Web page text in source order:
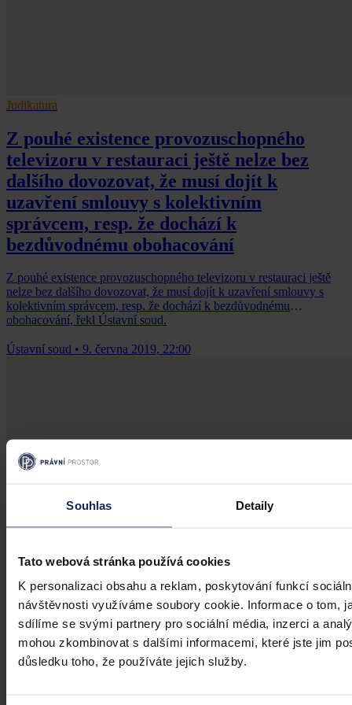
Souhlas Detaily
Tato webová stránka používá cookies
K personalizaci obsahu a reklam, poskytování funkcí
návštěvnosti využíváme soubory cookie. Informace o tom,
sdílíme se svými partnery pro sociální média, inzerci a
mohou zkombinovat s dalšími informacemi, které jste jim
důsledku toho, že používáte jejich služby.
Judikatura
Z pouhé existence provozuschopného
televizoru v restauraci ještě nelze bez
dalšího dovozovat, že musí dojít k
uzavření smlouvy s kolektivním
správcem, resp. že dochází k
bezdůvodnému obohacování
Z pouhé existence provozuschopného televizoru v restauraci ještě
nelze bez dalšího dovozovat, že musí dojít k uzavření smlouvy s
kolektivním správcem, resp. že dochází k bezdůvodnému
obohacování, řekl Ústavní soud.
Ústavní soud • 9. června 2019, 22:00